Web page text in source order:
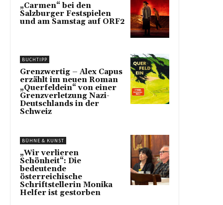
„Carmen“ bei den
Salzburger Festspielen
und am Samstag auf ORF2
BUCHTIPP
Grenzwertig – Alex Capus
erzählt im neuen Roman
„Querfeldein“ von einer
Grenzverletzung Nazi-
Deutschlands in der
Schweiz
BÜHNE & KUNST
„Wir verlieren
Schönheit“: Die
bedeutende
österreichische
Schriftstellerin Monika
Helfer ist gestorben